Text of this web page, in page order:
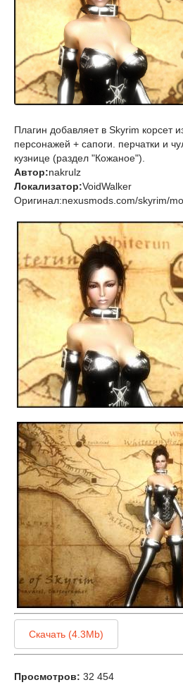
Плагин добавляет в Skyrim корсет
персонажей + сапоги. перчатки и
кузнице (раздел "Кожаное").
Автор:nakrulz
Локализатор:VoidWalker
Оригинал:nexusmods.com/skyrim/
Скачать (4.3Mb)
Просмотров: 32 454